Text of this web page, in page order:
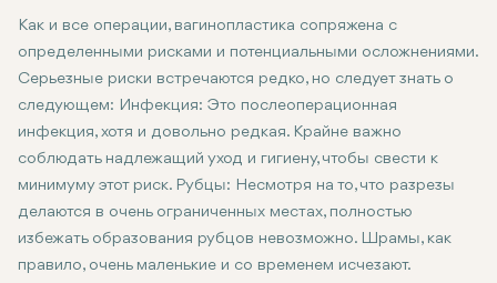
Как и все операции, вагинопластика сопряжена с
определенными рисками и потенциальными осложнениями.
Серьезные риски встречаются редко, но следует знать о
следующем: Инфекция: Это послеоперационная
инфекция, хотя и довольно редкая. Крайне важно
соблюдать надлежащий уход и гигиену, чтобы свести к
минимуму этот риск. Рубцы: Несмотря на то, что разрезы
делаются в очень ограниченных местах, полностью
избежать образования рубцов невозможно. Шрамы, как
правило, очень маленькие и со временем исчезают.